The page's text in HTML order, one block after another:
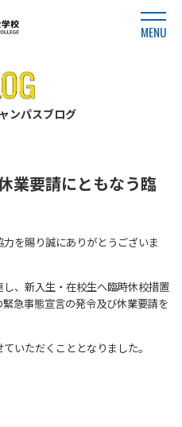
MENU
ンパスブログ
業要請にともなう臨
を賜り誠にありがとうございま
、新入生・在校生へ臨時休校措置
急事態宣言の発令及び休業要請を
ていただくこととなりました。